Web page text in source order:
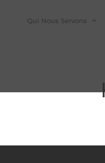
Qui Nous Servons